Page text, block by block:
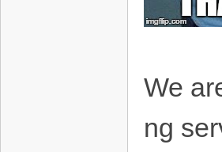
We
ng